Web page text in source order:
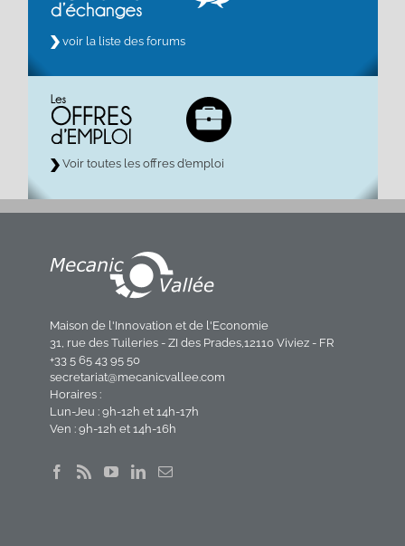
voir la liste des forums
Voir toutes les offres d’emploi
Maison de l'Innovation et de l'Economie
31, rue des Tuileries - ZI des Prades,12110 Viviez - FR
+33 5 65 43 95 50
secretariat@mecanicvallee.com
Horaires :
Lun-Jeu : 9h-12h et 14h-17h
Ven : 9h-12h et 14h-16h